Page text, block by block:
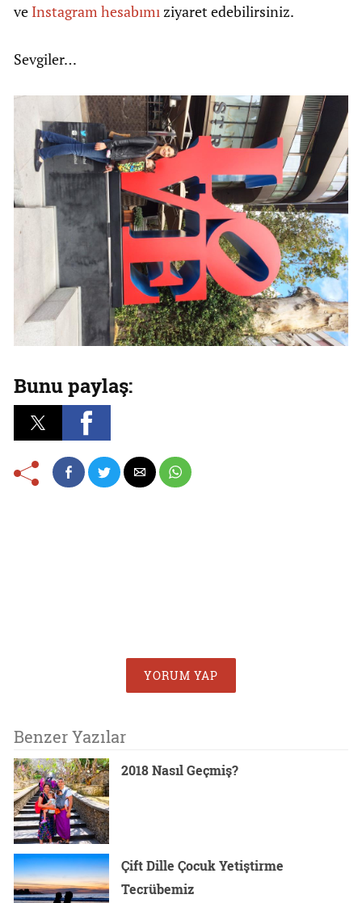
ve Instagram hesabımıziyaret edebilirsiniz.
Sevgiler…
Bunu paylaş:
YORUM YAP
Benzer Yazılar
2018 Nasıl Geçmiş?
Çift Dille Çocuk Yetiştirme
Tecrübemiz